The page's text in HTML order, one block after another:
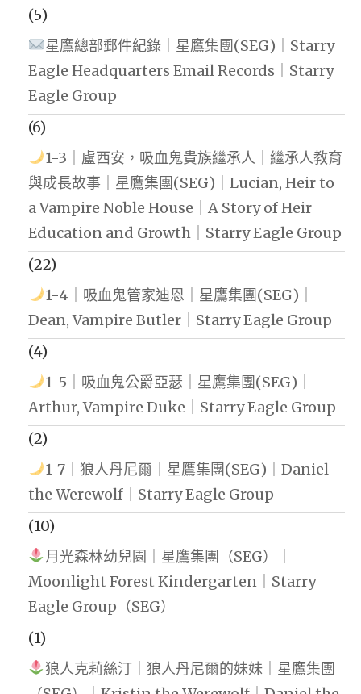
(5)
星鷹總部郵件紀錄｜星鷹集團(SEG)｜Starry
Eagle Headquarters Email Records｜Starry
Eagle Group
(6)
1-3｜盧西安，吸血鬼貴族繼承人｜繼承人教育
與成長故事｜星鷹集團(SEG)｜Lucian, Heir to
a Vampire Noble House｜A Story of Heir
Education and Growth｜Starry Eagle Group
(22)
1-4｜吸血鬼管家迪恩｜星鷹集團(SEG)｜
Dean, Vampire Butler｜Starry Eagle Group
(4)
1-5｜吸血鬼公爵亞瑟｜星鷹集團(SEG)｜
Arthur, Vampire Duke｜Starry Eagle Group
(2)
1-7｜狼人丹尼爾｜星鷹集團(SEG)｜Daniel
the Werewolf｜Starry Eagle Group
(10)
月光森林幼兒園｜星鷹集團（SEG）｜
Moonlight Forest Kindergarten｜Starry
Eagle Group（SEG）
(1)
狼人克莉絲汀｜狼人丹尼爾的妹妹｜星鷹集團